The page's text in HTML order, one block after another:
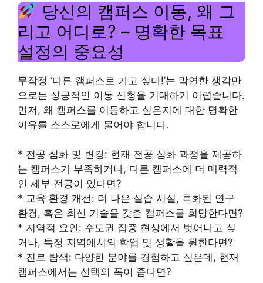
당신의 캠퍼스 이동, 왜 그
리고 어디로? – 명확한 목표
설정의 중요성
무작정 ‘다른 캠퍼스로 가고 싶다!’는 막연한 생각만
으로는 성공적인 이동 신청을 기대하기 어렵습니다.
먼저, 왜 캠퍼스를 이동하고 싶은지에 대한 명확한
이유를 스스로에게 물어야 합니다.
* 전공 심화 및 변경: 현재 전공 심화 과정을 제공하
는 캠퍼스가 부족하거나, 다른 캠퍼스에 더 매력적
인 세부 전공이 있다면?
* 교육 환경 개선: 더 나은 실습 시설, 특화된 연구
환경, 혹은 최신 기술을 갖춘 캠퍼스를 희망한다면?
* 지역적 요인: 수도권 집중 현상에서 벗어나고 싶
거나, 특정 지역에서의 학업 및 생활을 원한다면?
* 진로 탐색: 다양한 분야를 경험하고 싶은데, 현재
캠퍼스에서는 선택의 폭이 좁다면?